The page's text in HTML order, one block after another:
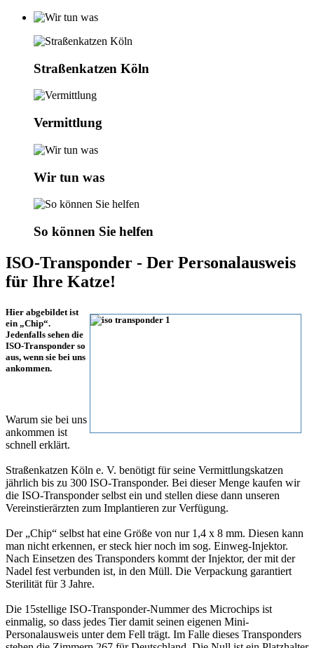
Straßenkatzen Köln
Vermittlung
Wir tun was
So können Sie helfen
ISO-Transponder - Der Personalausweis
für Ihre Katze!
Hier abgebildet ist
ein „Chip“.
Jedenfalls sehen die
ISO-Transponder so
aus, wenn sie bei uns
ankommen.
Warum sie bei uns
ankommen ist
schnell erklärt.
Straßenkatzen Köln e. V. benötigt für seine Vermittlungskatzen
jährlich bis zu 300 ISO-Transponder. Bei dieser Menge kaufen wir
die ISO-Transponder selbst ein und stellen diese dann unseren
Vereinstierärzten zum Implantieren zur Verfügung.
Der „Chip“ selbst hat eine Größe von nur 1,4 x 8 mm. Diesen kann
man nicht erkennen, er steck hier noch im sog. Einweg-Injektor.
Nach Einsetzen des Transponders kommt der Injektor, der mit der
Nadel fest verbunden ist, in den Müll. Die Verpackung garantiert
Sterilität für 3 Jahre.
Die 15stellige ISO-Transponder-Nummer des Microchips ist
einmalig, so dass jedes Tier damit seinen eigenen Mini-
Personalausweis unter dem Fell trägt. Im Falle dieses Transponders